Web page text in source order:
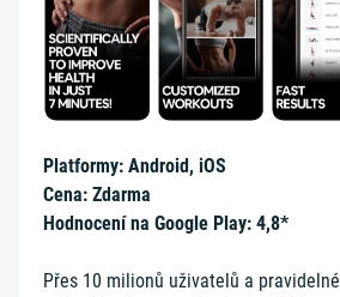
Platformy: Android, iOS
Cena: Zdarma
Hodnocení na Google Play: 4,8*
Přes 10 milionů uživatelů a